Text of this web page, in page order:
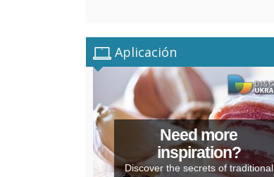
Aplicación
Need more
inspiration?
Discover the secrets of traditional